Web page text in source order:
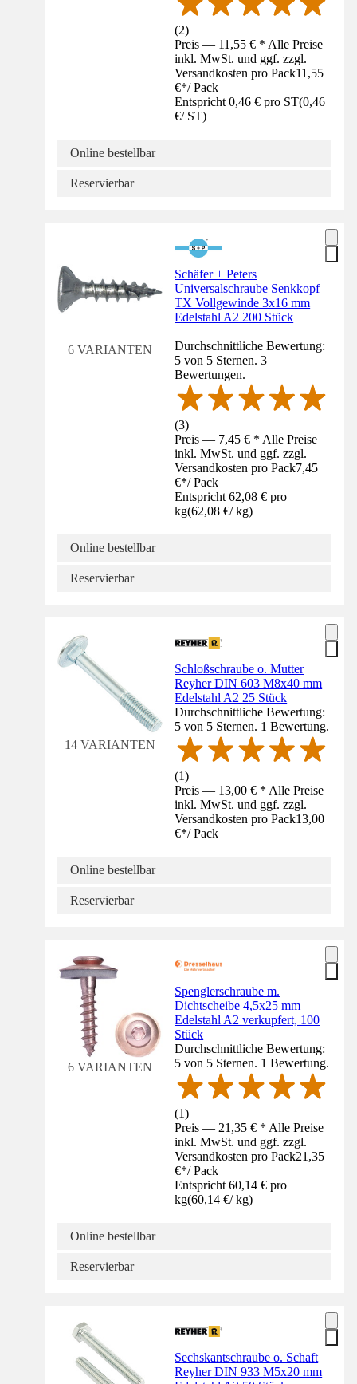
(2)
Preis — 11,55 € * Alle Preise
inkl. MwSt. und ggf. zzgl.
Versandkosten pro Pack11,55
€*/ Pack
Entspricht 0,46 € pro ST(0,46
€/ ST)
Online bestellbar
Reservierbar
6 VARIANTEN
Schäfer + Peters
Universalschraube Senkkopf
TX Vollgewinde 3x16 mm
Edelstahl A2 200 Stück
Durchschnittliche Bewertung:
5 von 5 Sternen. 3
Bewertungen.
(3)
Preis — 7,45 € * Alle Preise
inkl. MwSt. und ggf. zzgl.
Versandkosten pro Pack7,45
€*/ Pack
Entspricht 62,08 € pro
kg(62,08 €/ kg)
Online bestellbar
Reservierbar
14 VARIANTEN
Schloßschraube o. Mutter
Reyher DIN 603 M8x40 mm
Edelstahl A2 25 Stück
Durchschnittliche Bewertung:
5 von 5 Sternen. 1 Bewertung.
(1)
Preis — 13,00 € * Alle Preise
inkl. MwSt. und ggf. zzgl.
Versandkosten pro Pack13,00
€*/ Pack
Online bestellbar
Reservierbar
6 VARIANTEN
Spenglerschraube m.
Dichtscheibe 4,5x25 mm
Edelstahl A2 verkupfert, 100
Stück
Durchschnittliche Bewertung:
5 von 5 Sternen. 1 Bewertung.
(1)
Preis — 21,35 € * Alle Preise
inkl. MwSt. und ggf. zzgl.
Versandkosten pro Pack21,35
€*/ Pack
Entspricht 60,14 € pro
kg(60,14 €/ kg)
Online bestellbar
Reservierbar
Sechskantschraube o. Schaft
Reyher DIN 933 M5x20 mm